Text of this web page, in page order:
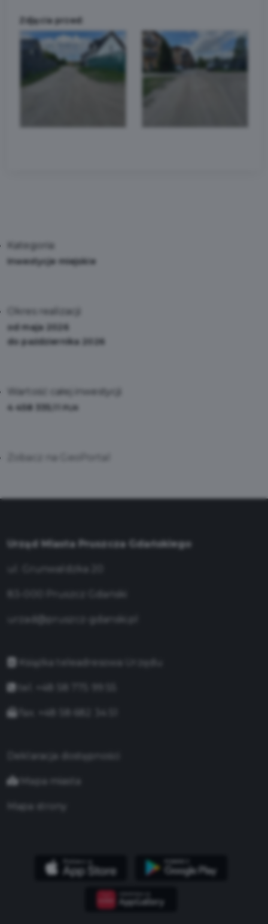
Zdjęcia przed:
Kategoria:
Inwestycje miejskie
Okres realizacji:
od maja 2026
do października 2026
Wartość całej inwestycji:
4 458 335,11
Urząd Miasta Pruszcza Gdańskiego
urzad@pruszcz-gdanski.pl
Książka teleadresowa Urzędu
Deklaracja dostępności
Mapa miasta
Mapa strony